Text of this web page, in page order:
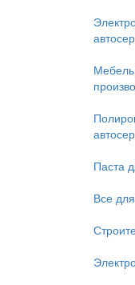
Мебель
Паста
Все